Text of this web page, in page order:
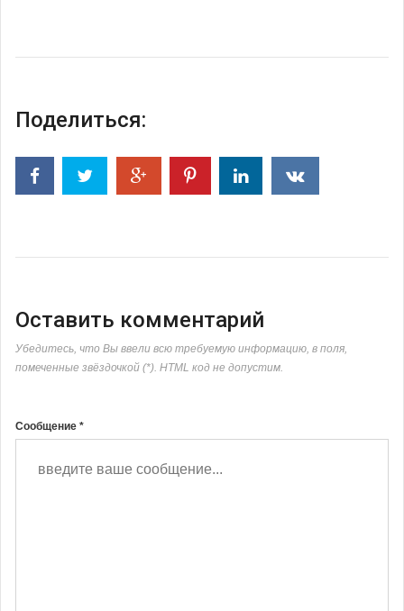
Поделиться:
Оставить комментарий
Убедитесь, что Вы ввели всю требуемую информацию, в поля,
помеченные звёздочкой (*). HTML код не допустим.
Сообщение *